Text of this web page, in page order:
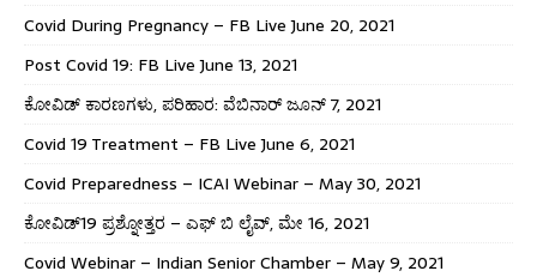
Covid During Pregnancy – FB Live June 20, 2021
Post Covid 19: FB Live June 13, 2021
ಕೋವಿಡ್ ಕಾರಣಗಳು, ಪರಿಹಾರ: ವೆಬಿನಾರ್ ಜೂನ್ 7, 2021
Covid 19 Treatment – FB Live June 6, 2021
Covid Preparedness – ICAI Webinar – May 30, 2021
ಕೋವಿಡ್19 ಪ್ರಶ್ನೋತ್ತರ – ಎಫ್ ಬಿ ಲೈವ್, ಮೇ 16, 2021
Covid Webinar – Indian Senior Chamber – May 9, 2021